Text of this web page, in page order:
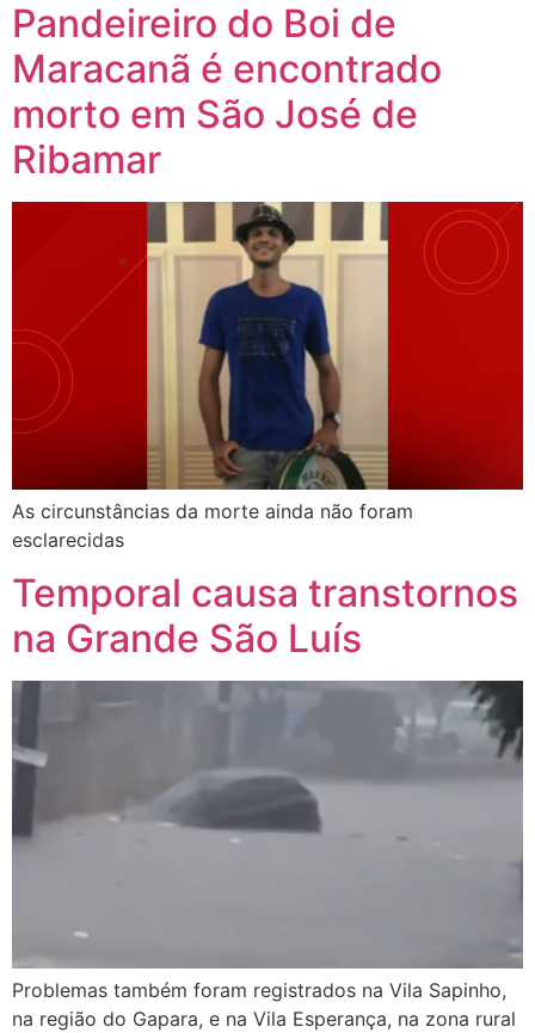
Pandeireiro do Boi de
Maracanã é encontrado
morto em São José de
Ribamar
As circunstâncias da morte ainda não foram
esclarecidas
Temporal causa transtornos
na Grande São Luís
Problemas também foram registrados na Vila Sapinho,
na região do Gapara, e na Vila Esperança, na zona rural